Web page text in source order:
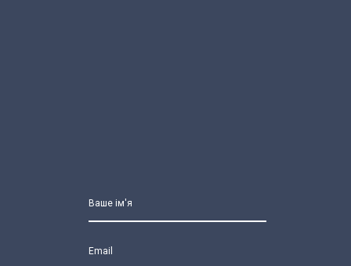
Ваше ім'я
Email